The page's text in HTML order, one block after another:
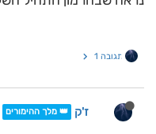
תגובה 1
ז'ק 👑 מלך ההימורים